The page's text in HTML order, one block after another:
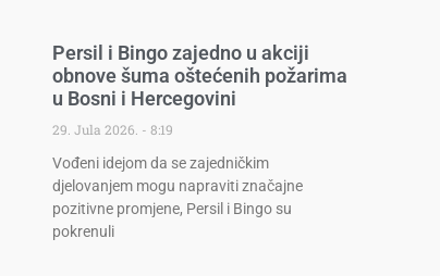
Persil i Bingo zajedno u akciji
obnove šuma oštećenih požarima
u Bosni i Hercegovini
29. Jula 2026.
8:19
Vođeni idejom da se zajedničkim
djelovanjem mogu napraviti značajne
pozitivne promjene, Persil i Bingo su
pokrenuli